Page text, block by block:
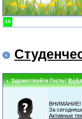
10
Здравствуйте Гость!
ВНИМАНИЕ!
За
Активные